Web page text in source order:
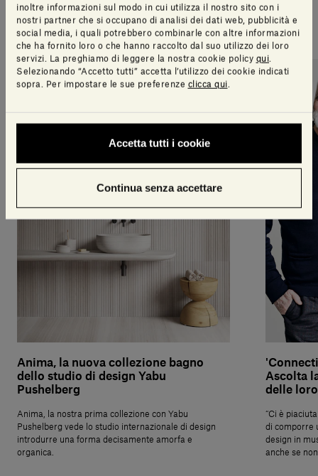
inoltre informazioni sul modo in cui utilizza il nostro sito con i
nostri partner che si occupano di analisi dei dati web, pubblicità e
social media, i quali potrebbero combinarle con altre informazioni
che ha fornito loro o che hanno raccolto dal suo utilizzo dei loro
servizi. La preghiamo di leggere la nostra cookie policy qui
Selezionando “Accetto tutti” accetta l’utilizzo dei cookie indicati
sopra. Per impostare le sue preferenze clicca qui
Accetta tutti i cookie
Continua senza accettare
Tutte le storie
Anima, la nuova collezione bagno
dello studio di design Yabu
Pushelberg
Anima, la nostra prima collezione con Yabu
Pushelberg vede lo studio internazionale di design
introdurre una forma decisamente amorfa e
organica.
Ascolta
delle
“Ci è
di comporre
design in
anche se